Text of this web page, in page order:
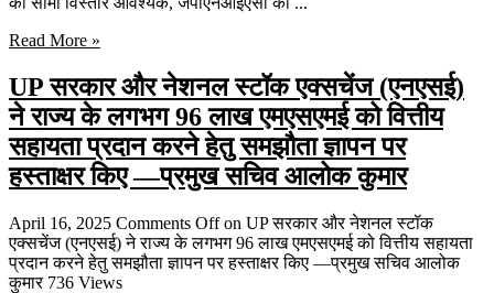
Read More »
UP सरकार और नेशनल स्टॉक एक्सचेंज (एनएसई)
ने राज्य के लगभग 96 लाख एमएसएमई को वित्तीय
सहायता प्रदान करने हेतु समझौता ज्ञापन पर
हस्ताक्षर किए —प्रमुख सचिव आलोक कुमार
April 16, 2025 Comments Offon UP सरकार और नेशनल स्टॉक
एक्सचेंज (एनएसई) ने राज्य के लगभग 96 लाख एमएसएमई को वित्तीय सहायता
प्रदान करने हेतु समझौता ज्ञापन पर हस्ताक्षर किए —प्रमुख सचिव आलोक
कुमार 736 Views